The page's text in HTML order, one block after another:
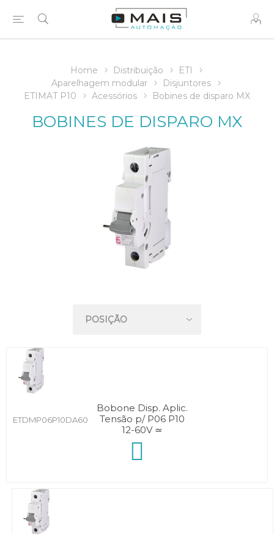
Home Distribuição
ETI
Aparelhagem modular
Disjuntores
ETIMAT P10
Acessórios Bobines de disparo MX
BOBINES DE DISPARO MX
ETDMP06P10DA60
Bobone Disp. Aplic.
Tensão p/ P06 P10
12-60V ≃